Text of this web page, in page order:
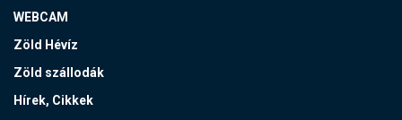
WEBCAM
Zöld Hévíz
Zöld szállodák
Hírek, Cikkek